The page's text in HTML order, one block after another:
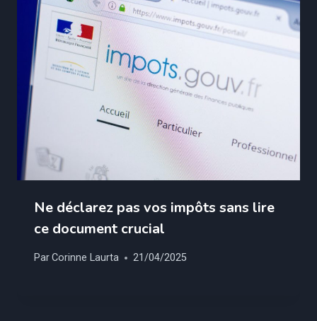
Ne déclarez pas vos impôts sans lire
ce document crucial
ParCorinne Laurta 21/04/2025